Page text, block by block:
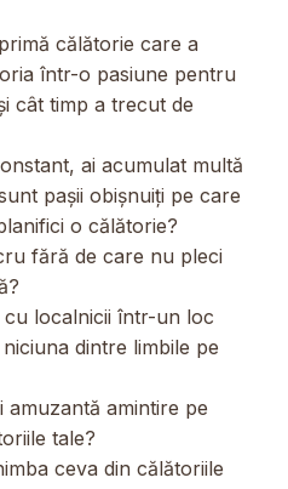
călătorie care a
într-o pasiune pentru
cât timp a trecut de
ai acumulat multă
pașii obișnuiți pe care
o călătorie?
fără de care nu pleci
cu localnicii într-un loc
dintre limbile pe
amuzantă amintire pe
tale?
ceva din călătoriile